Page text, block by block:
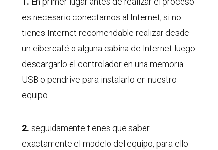
es necesario conectarnos al Internet, si no
tienes Internet recomendable realizar desde
un cibercafé o alguna cabina de Internet luego
descargarlo el controlador en una memoria
USB o pendrive para instalarlo en nuestro
equipo.
2. seguidamente tienes que saber
exactamente el modelo del equipo, para ello